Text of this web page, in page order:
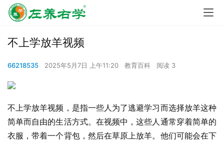
不上学放羊视频
66218535 2025年5月7日 上午11:20 教育百科 阅读 3
不上学放羊视频，是指一些人为了逃避学习而选择放羊这种
简单而自由的生活方式。在视频中，这些人通常穿着简单的
衣服，带着一个背包，然后在草原上放羊。他们可能会在下